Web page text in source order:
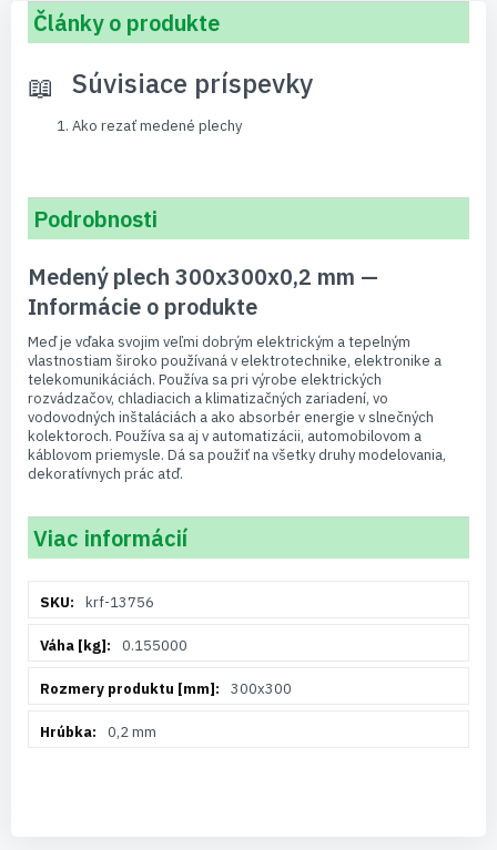
Články o produkte
Súvisiace príspevky
Ako rezať medené plechy
Podrobnosti
Medený plech 300x300x0,2 mm —
Informácie o produkte
Meď je vďaka svojim veľmi dobrým elektrickým a tepelným
vlastnostiam široko používaná v elektrotechnike, elektronike a
telekomunikáciách. Používa sa pri výrobe elektrických
rozvádzačov, chladiacich a klimatizačných zariadení, vo
vodovodných inštaláciách a ako absorbér energie v slnečných
kolektoroch. Používa sa aj v automatizácii, automobilovom a
káblovom priemysle. Dá sa použiť na všetky druhy modelovania,
dekoratívnych prác atď.
Viac informácií
informáciíkrf-13756
0.155000
300x300
0,2 mm